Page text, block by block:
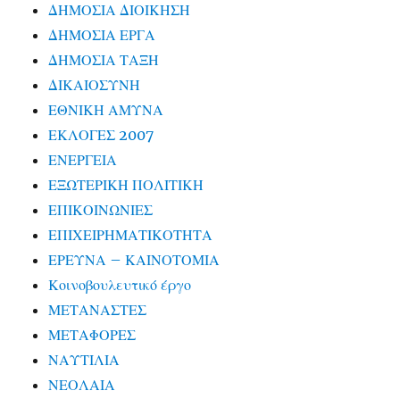
ΔΗΜΟΣΙΑ ΔΙΟΙΚΗΣΗ
ΔΗΜΟΣΙΑ ΕΡΓΑ
ΔΗΜΟΣΙΑ ΤΑΞΗ
ΔΙΚΑΙΟΣΥΝΗ
ΕΘΝΙΚΗ ΑΜΥΝΑ
ΕΚΛΟΓΕΣ 2007
ΕΝΕΡΓΕΙΑ
ΕΞΩΤΕΡΙΚΗ ΠΟΛΙΤΙΚΗ
ΕΠΙΚΟΙΝΩΝΙΕΣ
ΕΠΙΧΕΙΡΗΜΑΤΙΚΟΤΗΤΑ
ΕΡΕΥΝΑ – ΚΑΙΝΟΤΟΜΙΑ
Κοινοβουλευτικό έργο
ΜΕΤΑΝΑΣΤΕΣ
ΜΕΤΑΦΟΡΕΣ
ΝΑΥΤΙΛΙΑ
ΝΕΟΛΑΙΑ